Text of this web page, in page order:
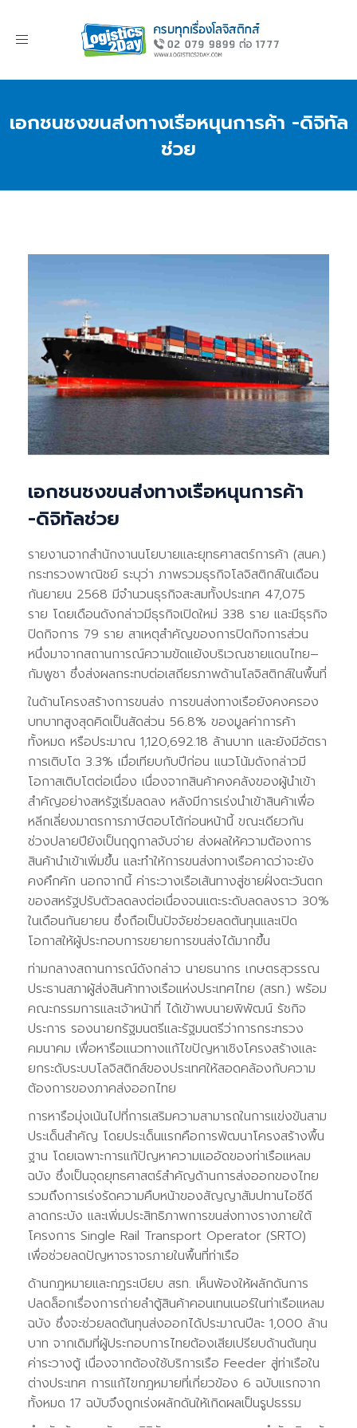
Toggle
เอกชนชงขนส่งทางเรือหนุนการค้า -ดิจิทัล
ช่วย
เอกชนชงขนส่งทางเรือหนุนการค้า
-ดิจิทัลช่วย
รายงานจากสำนักงานนโยบายและยุทธศาสตร์การค้า (สนค.)
กระทรวงพาณิชย์ ระบุว่า ภาพรวมธุรกิจโลจิสติกส์ในเดือน
กันยายน 2568 มีจำนวนธุรกิจสะสมทั้งประเทศ 47,075
ราย โดยเดือนดังกล่าวมีธุรกิจเปิดใหม่ 338 ราย และมีธุรกิจ
ปิดกิจการ 79 ราย สาเหตุสำคัญของการปิดกิจการส่วน
หนึ่งมาจากสถานการณ์ความขัดแย้งบริเวณชายแดนไทย–
กัมพูชา ซึ่งส่งผลกระทบต่อเสถียรภาพด้านโลจิสติกส์ในพื้นที่
ในด้านโครงสร้างการขนส่ง การขนส่งทางเรือยังคงครอง
บทบาทสูงสุดคิดเป็นสัดส่วน 56.8% ของมูลค่าการค้า
ทั้งหมด หรือประมาณ 1,120,692.18 ล้านบาท และยังมีอัตรา
การเติบโต 3.3% เมื่อเทียบกับปีก่อน แนวโน้มดังกล่าวมี
โอกาสเติบโตต่อเนื่อง เนื่องจากสินค้าคงคลังของผู้นำเข้า
สำคัญอย่างสหรัฐเริ่มลดลง หลังมีการเร่งนำเข้าสินค้าเพื่อ
หลีกเลี่ยงมาตรการภาษีตอบโต้ก่อนหน้านี้ ขณะเดียวกัน
ช่วงปลายปียังเป็นฤดูกาลจับจ่าย ส่งผลให้ความต้องการ
สินค้านำเข้าเพิ่มขึ้น และทำให้การขนส่งทางเรือคาดว่าจะยัง
คงคึกคัก นอกจากนี้ ค่าระวางเรือเส้นทางสู่ชายฝั่งตะวันตก
ของสหรัฐปรับตัวลดลงต่อเนื่องจนแตะระดับลดลงราว 30%
ในเดือนกันยายน ซึ่งถือเป็นปัจจัยช่วยลดต้นทุนและเปิด
โอกาสให้ผู้ประกอบการขยายการขนส่งได้มากขึ้น
ท่ามกลางสถานการณ์ดังกล่าว นายธนากร เกษตรสุวรรณ
ประธานสภาผู้ส่งสินค้าทางเรือแห่งประเทศไทย (สรท.) พร้อม
คณะกรรมการและเจ้าหน้าที่ ได้เข้าพบนายพิพัฒน์ รัชกิจ
ประการ รองนายกรัฐมนตรีและรัฐมนตรีว่าการกระทรวง
คมนาคม เพื่อหารือแนวทางแก้ไขปัญหาเชิงโครงสร้างและ
ยกระดับระบบโลจิสติกส์ของประเทศให้สอดคล้องกับความ
ต้องการของภาคส่งออกไทย
การหารือมุ่งเน้นไปที่การเสริมความสามารถในการแข่งขันสาม
ประเด็นสำคัญ โดยประเด็นแรกคือการพัฒนาโครงสร้างพื้น
ฐาน โดยเฉพาะการแก้ปัญหาความแออัดของท่าเรือแหลม
ฉบัง ซึ่งเป็นจุดยุทธศาสตร์สำคัญด้านการส่งออกของไทย
รวมถึงการเร่งรัดความคืบหน้าของสัญญาสัมปทานไอซีดี
ลาดกระบัง และเพิ่มประสิทธิภาพการขนส่งทางรางภายใต้
โครงการ Single Rail Transport Operator (SRTO)
เพื่อช่วยลดปัญหาจราจรภายในพื้นที่ท่าเรือ
ด้านกฎหมายและกฎระเบียบ สรท. เห็นพ้องให้ผลักดันการ
ปลดล็อกเรื่องการถ่ายลำตู้สินค้าคอนเทนเนอร์ในท่าเรือแหลม
ฉบัง ซึ่งจะช่วยลดต้นทุนส่งออกได้ประมาณปีละ 1,000 ล้าน
บาท จากเดิมที่ผู้ประกอบการไทยต้องเสียเปรียบด้านต้นทุน
ค่าระวางตู้ เนื่องจากต้องใช้บริการเรือ Feeder สู่ท่าเรือใน
ต่างประเทศ การแก้ไขกฎหมายที่เกี่ยวข้อง 6 ฉบับแรกจาก
ทั้งหมด 17 ฉบับจึงถูกเร่งผลักดันให้เกิดผลเป็นรูปธรรม